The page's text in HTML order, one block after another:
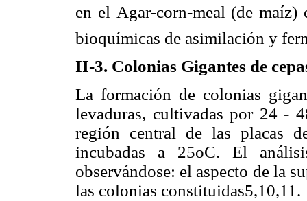
en el Agar-corn-meal (de
bioquímicas de asimilación y
II-3. Colonias Gigantes de
La formación de colonias
levaduras, cultivadas por 24 -
región central de las placas
incubadas a 25oC. El
observándose: el aspecto de la
las colonias constituidas5,10,11.